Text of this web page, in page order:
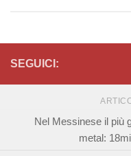
SEGUICI:
Nel Messinese il più
metal: